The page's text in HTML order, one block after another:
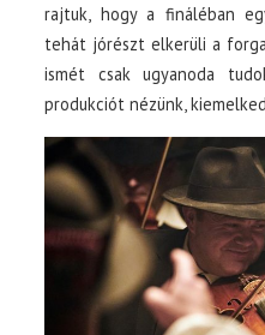
rajtuk, hogy a fináléban
tehát jórészt elkerüli a
ismét csak ugyanoda
produkciót nézünk,